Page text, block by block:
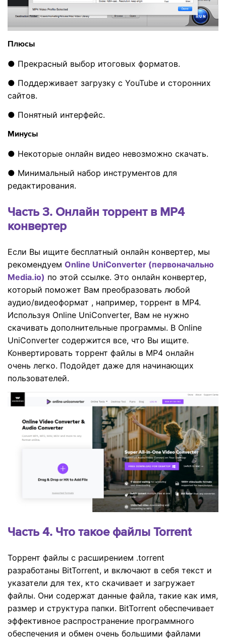
Плюсы
● Прекрасный выбор итоговых форматов.
● Поддерживает загрузку с YouTube и сторонних
сайтов.
● Понятный интерфейс.
Минусы
● Некоторые онлайн видео невозможно скачать.
● Минимальный набор инструментов для
редактирования.
Часть 3. Онлайн торрент в MP4
конвертер
Если Вы ищите бесплатный онлайн конвертер, мы
рекомендуем Online UniConverter (первоначально
Media.io) по этой ссылке. Это онлайн конвертер,
который поможет Вам преобразовать любой
аудио/видеоформат , например, торрент в MP4.
Используя Online UniConverter, Вам не нужно
скачивать дополнительные программы. В Online
UniConverter содержится все, что Вы ищите.
Конвертировать торрент файлы в MP4 онлайн
очень легко. Подойдет даже для начинающих
пользователей.
Часть 4. Что такое файлы Torrent
Торрент файлы с расширением .torrent
разработаны BitTorrent, и включают в себя текст и
указатели для тех, кто скачивает и загружает
файлы. Они содержат данные файла, такие как имя,
размер и структура папки. BitTorrent обеспечивает
эффективное распространение программного
обеспечения и обмен очень большими файлами